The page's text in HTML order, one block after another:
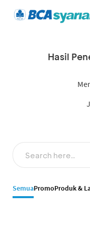
Hasil
SemuaPromoProduk &